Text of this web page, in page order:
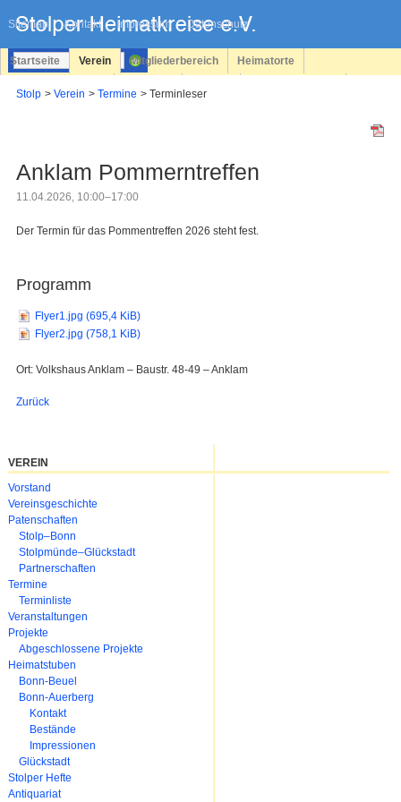
Sitemap Kontakt Impressum Datenschutz
überspringen
Startseite Verein Mitgliederbereich Heimatorte
Stolp Verein Termine Terminleser
Anklam Pommerntreffen
11.04.2026, 10:00–17:00
Der Termin für das Pommentreffen 2026 steht fest.
Programm
Flyer1.jpg (695,4 KiB)
Flyer2.jpg (758,1 KiB)
Ort: Volkshaus Anklam – Baustr. 48-49 – Anklam
Zurück
VEREIN
Navigation
überspringen
Vorstand
Vereinsgeschichte
Patenschaften
Stolp–Bonn
Stolpmünde–Glückstadt
Partnerschaften
Termine
Terminliste
Veranstaltungen
Projekte
Abgeschlossene Projekte
Heimatstuben
Bonn-Beuel
Bonn-Auerberg
Kontakt
Bestände
Impressionen
Glückstadt
Stolper Hefte
Antiquariat